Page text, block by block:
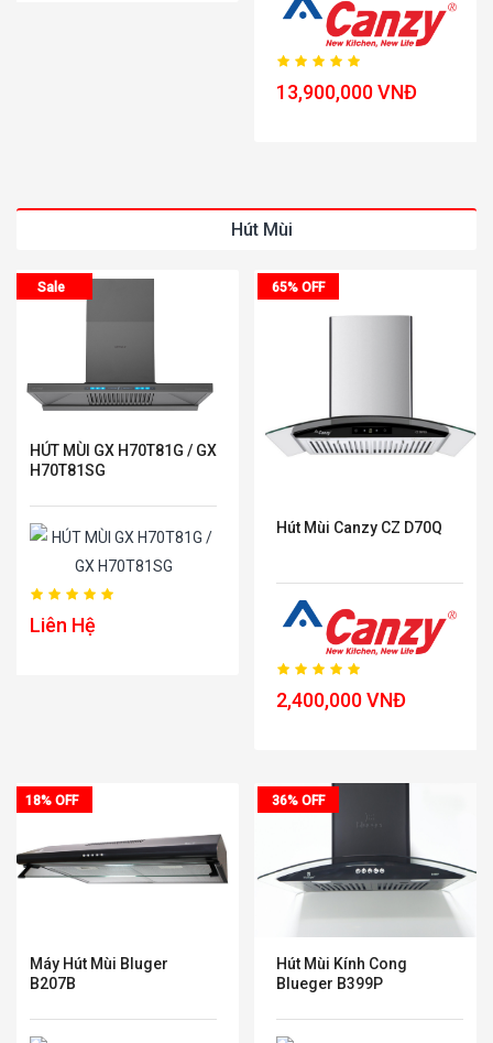
13,900,000 VNĐ
HÚT MÙI GX H70T81G / GX
H70T81SG
Hút Mùi Canzy CZ D70Q
2,400,000 VNĐ
36% OFF